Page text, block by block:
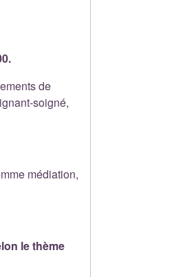
de
soigné,
médiation,
le thème